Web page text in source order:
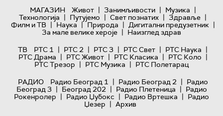
МАГАЗИН
Живот | Занимљивости | Музика |
Технологијa | Путујемо | Свет познатих | Здравље |
Филм и ТВ | Наука | Природа | Дигитални предузетник |
За мале велике хероје | Наизглед здрав
ТВ
РТС 1 | РТС 2 | РТС 3 | РТС Свет | РТС Наука |
РТС Драма | РТС Живот | РТС Класика | РТС Коло |
РТС Трезор | РТС Музика | РТС Полетарац
РАДИО
Радио Београд 1 | Радио Београд 2 | Радио
Београд 3 | Београд 202 | Радио Плетеница | Радио
Рокенролер | Радио Џубокс | Радио Вртешка | Радио
Џезер | Архив